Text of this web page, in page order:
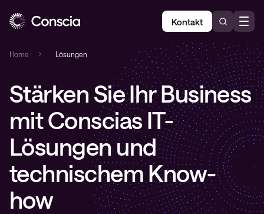
Kontakt
Home Lösungen
Stärken Sie Ihr Business
mit Conscias IT-
Lösungen und
technischem Know-
how